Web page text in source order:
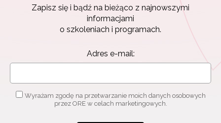
Zapisz się i bądź na bieżąco z najnowszymi
informacjami
o szkoleniach i programach.
Adres e-mail:
Wyrażam zgodę na przetwarzanie moich danych osobowych
przez ORE w celach marketingowych.